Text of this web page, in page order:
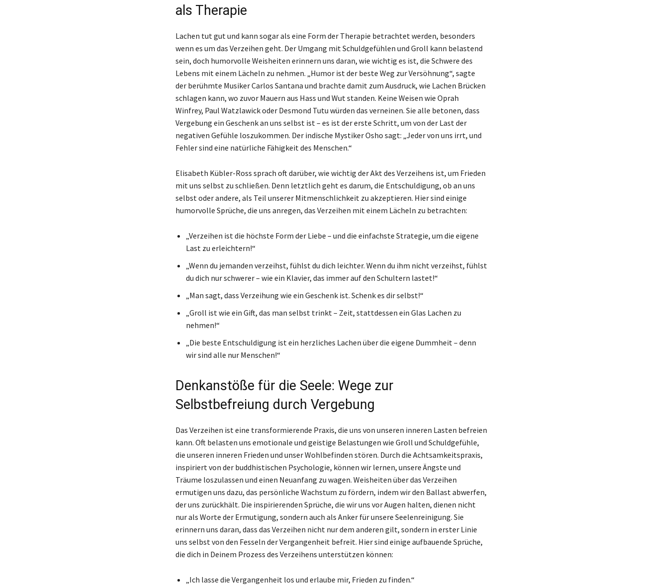
als Therapie
Lachen tut gut und kann sogar als eine Form der Therapie betrachtet werden, besonders
wenn es um das Verzeihen geht. Der Umgang mit Schuldgefühlen und Groll kann belastend
sein, doch humorvolle Weisheiten erinnern uns daran, wie wichtig es ist, die Schwere des
Lebens mit einem Lächeln zu nehmen. „Humor ist der beste Weg zur Versöhnung“, sagte
der berühmte Musiker Carlos Santana und brachte damit zum Ausdruck, wie Lachen Brücken
schlagen kann, wo zuvor Mauern aus Hass und Wut standen. Keine Weisen wie Oprah
Winfrey, Paul Watzlawick oder Desmond Tutu würden das verneinen. Sie alle betonen, dass
Vergebung ein Geschenk an uns selbst ist – es ist der erste Schritt, um von der Last der
negativen Gefühle loszukommen. Der indische Mystiker Osho sagt: „Jeder von uns irrt, und
Fehler sind eine natürliche Fähigkeit des Menschen.“
Elisabeth Kübler-Ross sprach oft darüber, wie wichtig der Akt des Verzeihens ist, um Frieden
mit uns selbst zu schließen. Denn letztlich geht es darum, die Entschuldigung, ob an uns
selbst oder andere, als Teil unserer Mitmenschlichkeit zu akzeptieren. Hier sind einige
humorvolle Sprüche, die uns anregen, das Verzeihen mit einem Lächeln zu betrachten:
„Verzeihen ist die höchste Form der Liebe – und die einfachste Strategie, um die eigene
Last zu erleichtern!“
„Wenn du jemanden verzeihst, fühlst du dich leichter. Wenn du ihm nicht verzeihst, fühlst
du dich nur schwerer – wie ein Klavier, das immer auf den Schultern lastet!“
„Man sagt, dass Verzeihung wie ein Geschenk ist. Schenk es dir selbst!“
„Groll ist wie ein Gift, das man selbst trinkt – Zeit, stattdessen ein Glas Lachen zu
nehmen!“
„Die beste Entschuldigung ist ein herzliches Lachen über die eigene Dummheit – denn
wir sind alle nur Menschen!“
Denkanstöße für die Seele: Wege zur
Selbstbefreiung durch Vergebung
Das Verzeihen ist eine transformierende Praxis, die uns von unseren inneren Lasten befreien
kann. Oft belasten uns emotionale und geistige Belastungen wie Groll und Schuldgefühle,
die unseren inneren Frieden und unser Wohlbefinden stören. Durch die Achtsamkeitspraxis,
inspiriert von der buddhistischen Psychologie, können wir lernen, unsere Ängste und
Träume loszulassen und einen Neuanfang zu wagen. Weisheiten über das Verzeihen
ermutigen uns dazu, das persönliche Wachstum zu fördern, indem wir den Ballast abwerfen,
der uns zurückhält. Die inspirierenden Sprüche, die wir uns vor Augen halten, dienen nicht
nur als Worte der Ermutigung, sondern auch als Anker für unsere Seelenreinigung. Sie
erinnern uns daran, dass das Verzeihen nicht nur dem anderen gilt, sondern in erster Linie
uns selbst von den Fesseln der Vergangenheit befreit. Hier sind einige aufbauende Sprüche,
die dich in Deinem Prozess des Verzeihens unterstützen können:
„Ich lasse die Vergangenheit los und erlaube mir, Frieden zu finden.“